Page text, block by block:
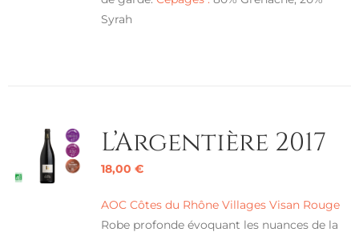
Syrah
L’Argentière 2017
18,00 €
AOC Côtes du Rhône Villages Visan Rouge
Robe profonde évoquant les nuances de la